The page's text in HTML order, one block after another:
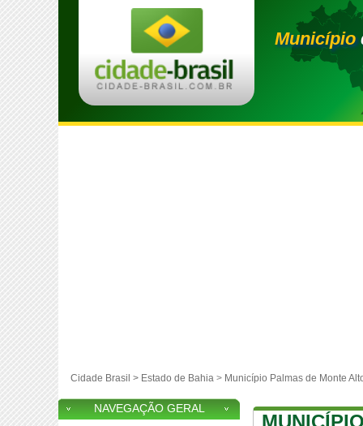
Município
Cidade Brasil > Estado de Bahia > Município Palmas de Monte
NAVEGAÇÃO GERAL